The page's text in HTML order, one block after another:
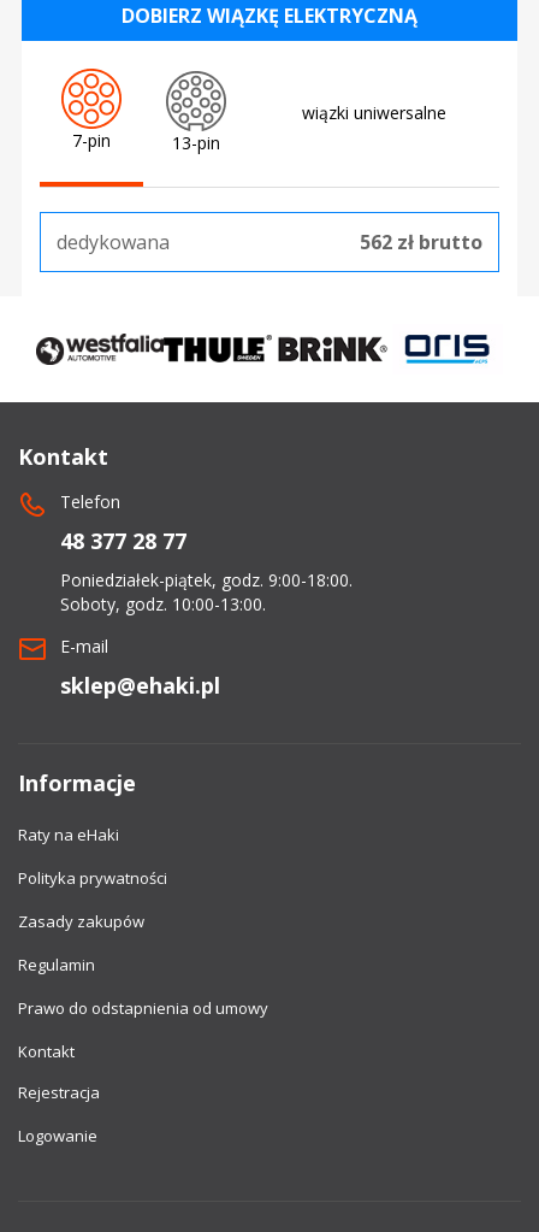
DOBIERZ WIĄZKĘ ELEKTRYCZNĄ
7-pin 13-pin
wiązki uniwersalne
dedykowana 562 zł brutto
Kontakt
Telefon
48 377 28 77
Poniedziałek-piątek, godz. 9:00-18:00.
Soboty, godz. 10:00-13:00.
E-mail
sklep@ehaki.pl
Informacje
Raty na eHaki
Polityka prywatności
Zasady zakupów
Regulamin
Prawo do odstapnienia od umowy
Kontakt
Rejestracja
Logowanie